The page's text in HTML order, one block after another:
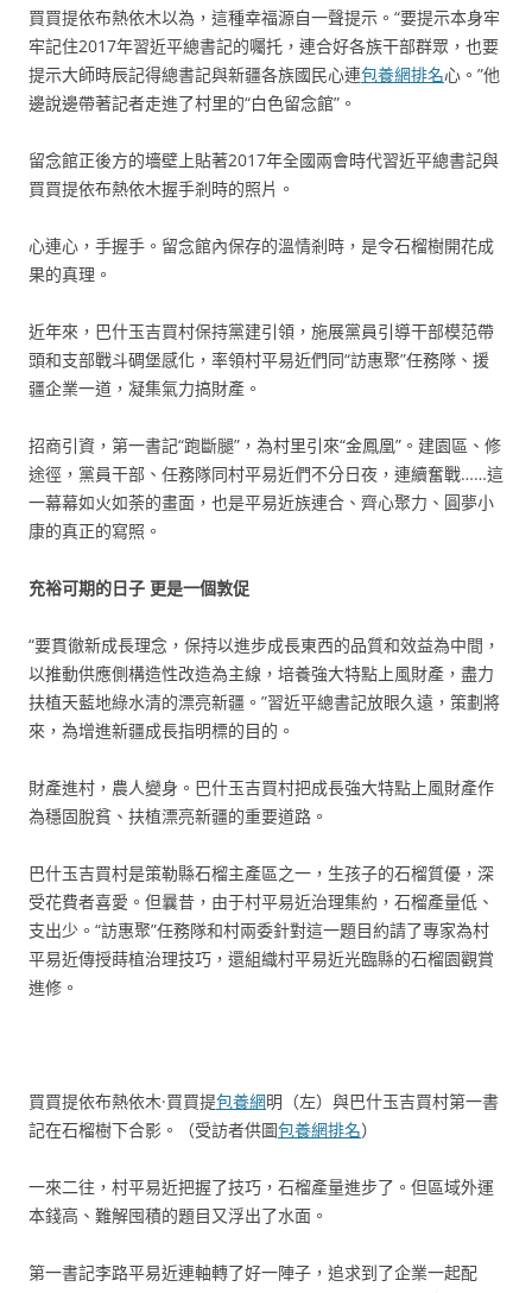
買買提依布熱依木以為，這種幸福源自一聲提示。“要提示本身牢
牢記住2017年習近平總書記的囑托，連合好各族干部群眾，也要
提示大師時辰記得總書記與新疆各族國民心連包養網排名心。”他
邊說邊帶著記者走進了村里的“白色留念館”。
留念館正後方的墻壁上貼著2017年全國兩會時代習近平總書記與
買買提依布熱依木握手剎時的照片。
心連心，手握手。留念館內保存的溫情剎時，是令石榴樹開花成
果的真理。
近年來，巴什玉吉買村保持黨建引領，施展黨員引導干部模范帶
頭和支部戰斗碉堡感化，率領村平易近們同“訪惠聚”任務隊、援
疆企業一道，凝集氣力搞財產。
招商引資，第一書記“跑斷腿”，為村里引來“金鳳凰”。建園區、修
途徑，黨員干部、任務隊同村平易近們不分日夜，連續奮戰……這
一幕幕如火如荼的畫面，也是平易近族連合、齊心聚力、圓夢小
康的真正的寫照。
充裕可期的日子 更是一個敦促
“要貫徹新成長理念，保持以進步成長東西的品質和效益為中間，
以推動供應側構造性改造為主線，培養強大特點上風財產，盡力
扶植天藍地綠水清的漂亮新疆。”習近平總書記放眼久遠，策劃將
來，為增進新疆成長指明標的目的。
財產進村，農人變身。巴什玉吉買村把成長強大特點上風財產作
為穩固脫貧、扶植漂亮新疆的重要道路。
巴什玉吉買村是策勒縣石榴主產區之一，生孩子的石榴質優，深
受花費者喜愛。但曩昔，由于村平易近治理集約，石榴產量低、
支出少。“訪惠聚”任務隊和村兩委針對這一題目約請了專家為村
平易近傳授蒔植治理技巧，還組織村平易近光臨縣的石榴園觀賞
進修。
買買提依布熱依木·買買提包養網明（左）與巴什玉吉買村第一書
記在石榴樹下合影。（受訪者供圖包養網排名）
一來二往，村平易近把握了技巧，石榴產量進步了。但區域外運
本錢高、難解囤積的題目又浮出了水面。
第一書記李路平易近連軸轉了好一陣子，追求到了企業一起配